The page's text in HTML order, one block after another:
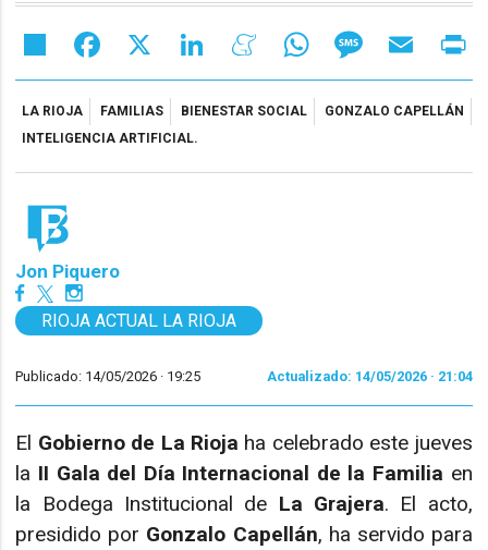
Share Facebook LinkedIn MeneameWhatsAppMessageEmail
LA RIOJA FAMILIAS BIENESTAR SOCIAL
GONZALO CAPELLÁN
INTELIGENCIA ARTIFICIAL.
Jon Piquero
RIOJA ACTUAL LA RIOJA
Publicado: 14/05/2026 · 19:25 Actualizado: 14/05/2026 · 21:04
El Gobierno de La Rioja ha celebrado este jueves
la II Gala del Día Internacional de la Familia en
la Bodega Institucional de La Grajera. El acto,
presidido por Gonzalo Capellán, ha servido para